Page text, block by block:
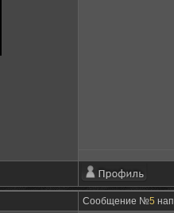
Сообщение №5